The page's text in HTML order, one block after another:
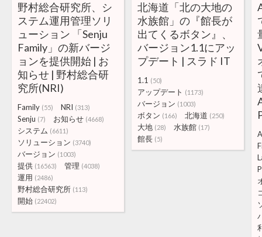
野村総合研究所、シ
ステム運用管理ソリ
ューション 「Senju
Family」の新バージ
ョンを提供開始 | お
知らせ | 野村総合研
究所(NRI)
Family (55) NRI (313)
Senju (7) お知らせ (4668)
システム (6611)
ソリューション (3740)
バージョン (1003)
提供 (16563) 管理 (4038)
運用 (2486)
野村総合研究所 (113)
開始 (22402)
北海道「北の大地の
水族館」の『館長が
出てくるボタン』、
バージョン1.1にアッ
プデート | スラド IT
1.1 (50)
アップデート (1173)
バージョン (1003)
ボタン (166) 北海道 (250)
大地 (28) 水族館 (17)
館長 (5)